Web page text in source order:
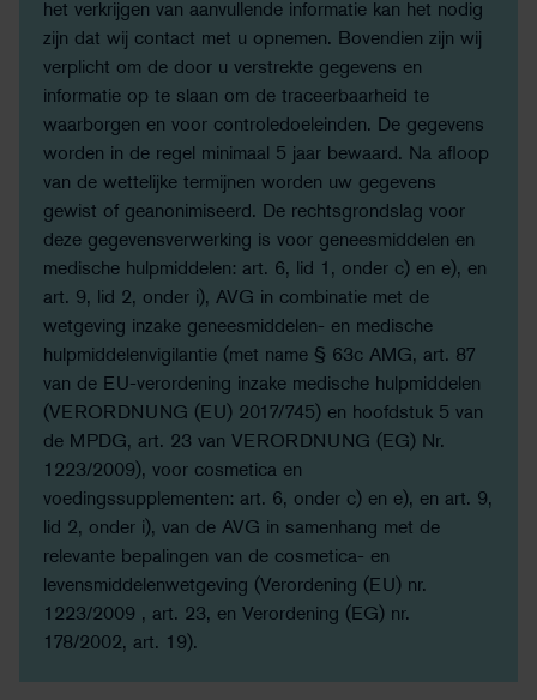
het verkrijgen van aanvullende informatie kan het nodig
zijn dat wij contact met u opnemen. Bovendien zijn wij
verplicht om de door u verstrekte gegevens en
informatie op te slaan om de traceerbaarheid te
waarborgen en voor controledoeleinden. De gegevens
worden in de regel minimaal 5 jaar bewaard. Na afloop
van de wettelijke termijnen worden uw gegevens
gewist of geanonimiseerd. De rechtsgrondslag voor
deze gegevensverwerking is voor geneesmiddelen en
medische hulpmiddelen: art. 6, lid 1, onder c) en e), en
art. 9, lid 2, onder i), AVG in combinatie met de
wetgeving inzake geneesmiddelen- en medische
hulpmiddelenvigilantie (met name § 63c AMG, art. 87
van de EU-verordening inzake medische hulpmiddelen
(VERORDNUNG (EU) 2017/745) en hoofdstuk 5 van
de MPDG, art. 23 van VERORDNUNG (EG) Nr.
1223/2009), voor cosmetica en
voedingssupplementen: art. 6, onder c) en e), en art. 9,
lid 2, onder i), van de AVG in samenhang met de
relevante bepalingen van de cosmetica- en
levensmiddelenwetgeving (Verordening (EU) nr.
1223/2009 , art. 23, en Verordening (EG) nr.
178/2002, art. 19).